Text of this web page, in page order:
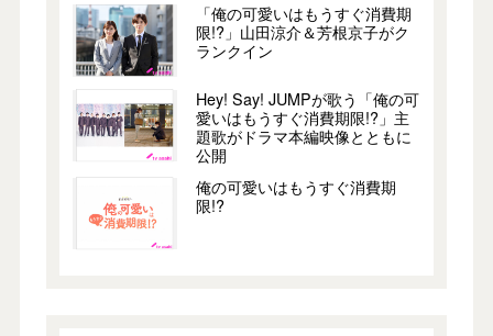
「俺の可愛いはもうすぐ消費期
限!?」山田涼介＆芳根京子がク
ランクイン
Hey! Say! JUMPが歌う「俺の可
愛いはもうすぐ消費期限!?」主
題歌がドラマ本編映像とともに
公開
俺の可愛いはもうすぐ消費期
限!?